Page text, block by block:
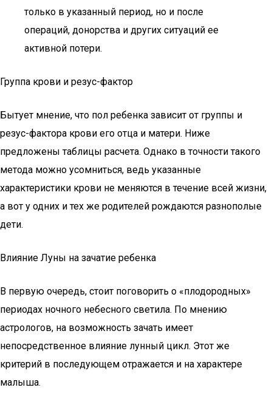
только в указанный период, но и после
операций, донорства и других ситуаций ее
активной потери.
Группа крови и резус-фактор
Бытует мнение, что пол ребенка зависит от группы и
резус-фактора крови его отца и матери. Ниже
предложены таблицы расчета. Однако в точности такого
метода можно усомниться, ведь указанные
характеристики крови не меняются в течение всей жизни,
а вот у одних и тех же родителей рождаются разнополые
дети.
Влияние Луны на зачатие ребенка
В первую очередь, стоит поговорить о «плодородных»
периодах ночного небесного светила. По мнению
астрологов, на возможность зачать имеет
непосредственное влияние лунный цикл. Этот же
критерий в последующем отражается и на характере
малыша.